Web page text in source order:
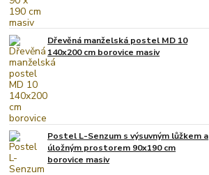
Dřevěná manželská postel MD 10
140x200 cm borovice masiv
Postel L-Senzum s výsuvným lůžkem a
úložným prostorem 90x190 cm
borovice masiv